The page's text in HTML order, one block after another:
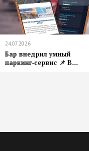
24.07.2026
Бар внедрил умный
паркинг‑сервис 📌 В...